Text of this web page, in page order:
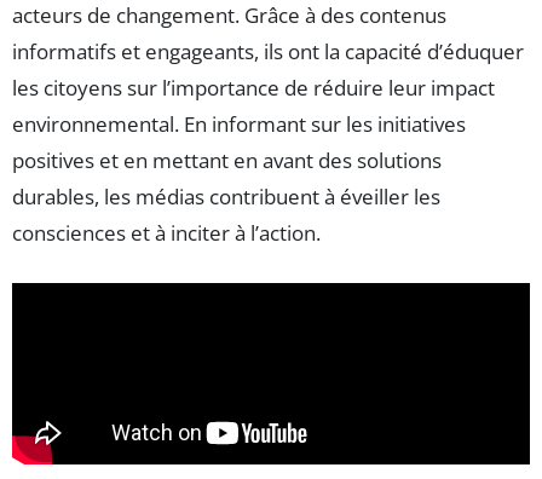
acteurs de changement. Grâce à des contenus
informatifs et engageants, ils ont la capacité d’éduquer
les citoyens sur l’importance de réduire leur impact
environnemental. En informant sur les initiatives
positives et en mettant en avant des solutions
durables, les médias contribuent à éveiller les
consciences et à inciter à l’action.